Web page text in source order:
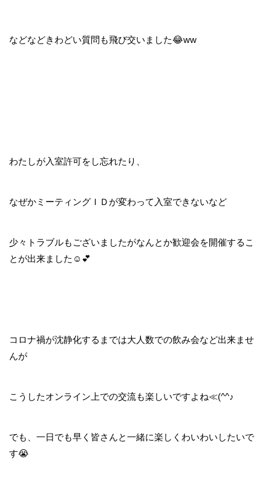
などなどきわどい質問も飛び交いました😂ww
わたしが入室許可をし忘れたり、
なぜかミーティングＩＤが変わって入室できないなど
少々トラブルもございましたがなんとか歓迎会を開催するこ
とが出来ました☺💕
コロナ禍が沈静化するまでは大人数での飲み会など出来ませ
んが
こうしたオンライン上での交流も楽しいですよね≪(^^♪
でも、一日でも早く皆さんと一緒に楽しくわいわいしたいで
す😭